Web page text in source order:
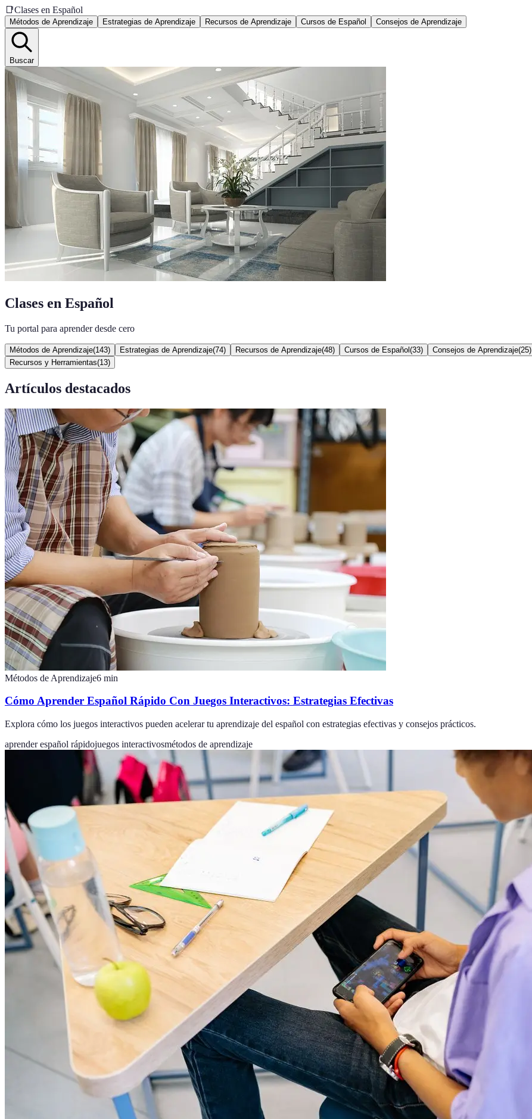
📑Clases en Español
Métodos de Aprendizaje Estrategias de Aprendizaje Recursos de Aprendizaje Cursos de Español Consejos de Aprendizaje
Buscar
Clases en Español
Tu portal para aprender desde cero
Métodos de Aprendizaje(143) Estrategias de Aprendizaje(74) Recursos de Aprendizaje(48) Cursos de Español (33) Consejos de Aprendizaje(25)
Recursos y Herramientas(13)
Artículos destacados
Métodos de Aprendizaje6 min
Cómo Aprender Español Rápido Con Juegos Interactivos: Estrategias Efectivas
Explora cómo los juegos interactivos pueden acelerar tu aprendizaje del español con estrategias efectivas y consejos prácticos.
aprender español rápidojuegos interactivosmétodos de aprendizaje